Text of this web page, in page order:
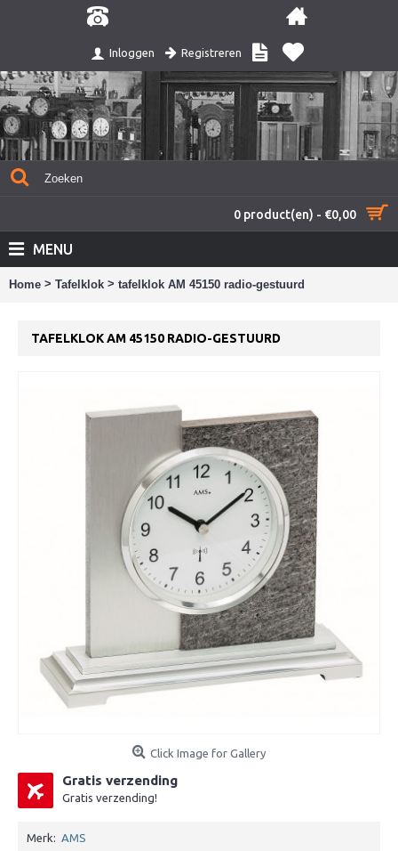
Inloggen Registreren
0 product(en) - €0,00
MENU
Home > Tafelklok > tafelklok AM 45150 radio-gestuurd
TAFELKLOK AM 45150 RADIO-GESTUURD
Click Image for Gallery
Gratis verzending
Gratis verzending!
Merk: AMS